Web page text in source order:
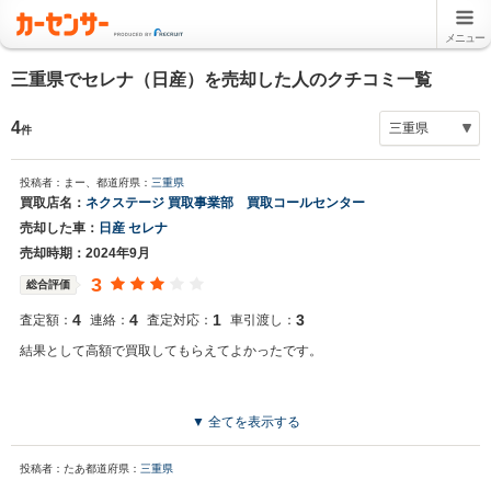
メニュー
三重県でセレナ（日産）を売却した人のクチコミ一覧
4件
投稿者：まー、 都道府県： 三重県
買取店名： ネクステージ 買取事業部 買取コールセンター
売却した車： 日産 セレナ
売却時期：2024年9月
総合評価 3
査定額： 4 連絡： 4 査定対応： 1 車引渡し： 3
結果として高額で買取してもらえてよかったです。
▼ 全てを表示する
投稿者：たあ都道府県： 三重県